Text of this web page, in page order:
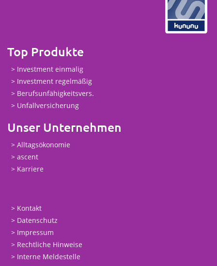
Top Produkte
Investment einmalig
Investment regelmäßig
Berufsunfähigkeitsvers.
Unfallversicherung
Unser Unternehmen
Alltagsökonomie
ascent
Karriere
Kontakt
Datenschutz
Impressum
Rechtliche Hinweise
Interne Meldestelle